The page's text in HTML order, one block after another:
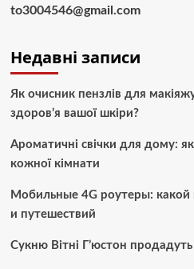
to3004546@gmail.com
Недавні записи
Як очисник пензлів для
здоров’я вашої шкіри?
Ароматичні свічки для дому:
кожної кімнати
Мобильные 4G роутеры:
и путешествий
Сукню Вітні Г’юстон продадуть